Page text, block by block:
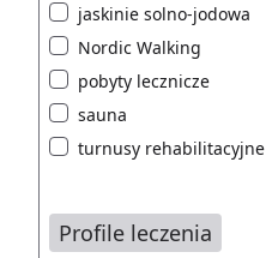
jaskinie solno-jodowa
Nordic Walking
pobyty lecznicze
sauna
turnusy rehabilitacyjne
Profile leczenia